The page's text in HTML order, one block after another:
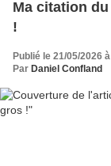
Ma citation
!
Publié le 21/05/2026
Par Daniel Confland